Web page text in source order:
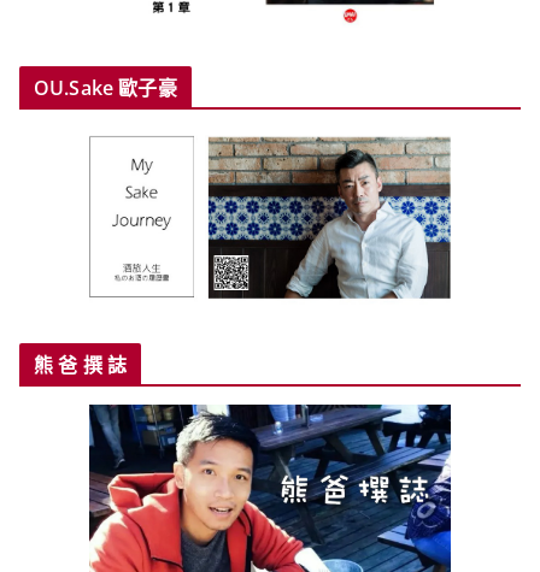
OU.Sake 歐子豪
熊 爸 撰 誌